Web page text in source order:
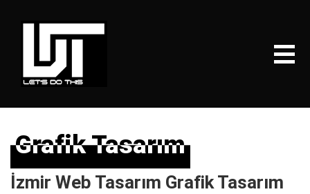
Grafik Tasarım
Grafik Tasarım
İzmir Web Tasarım Grafik Tasarım